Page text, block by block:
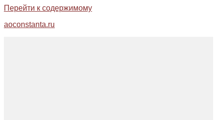
Перейти к содержимому
aoconstanta.ru